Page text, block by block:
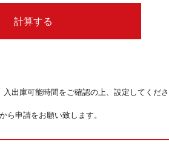
計算する
出庫可能時間をご確認の上、設定してくだ
から申請をお願い致します。